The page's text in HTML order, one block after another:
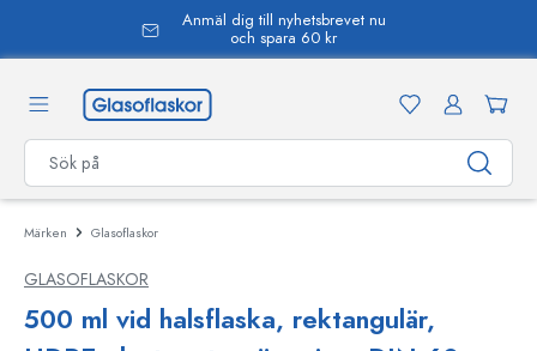
Anmäl dig till nyhetsbrevet nu
och spara 60 kr
Märken Glasoflaskor
GLASOFLASKOR
500 ml vid halsflaska, rektangulär,